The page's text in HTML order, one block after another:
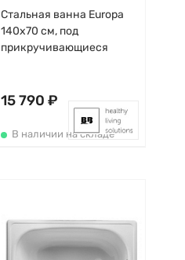
Стальная ванна Europa
140х70 см, под
прикручивающиеся
BLB
15 790 ₽
В наличии на складе